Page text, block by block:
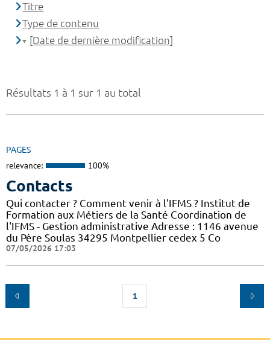
Résultats 1 à 1 sur 1 au total
PAGES
relevance: 100%
Contacts
Qui contacter ? Comment venir à l'IFMS ? Institut de
Formation aux Métiers de la Santé Coordination de
l'IFMS - Gestion administrative Adresse : 1146 avenue
du Père Soulas 34295 Montpellier cedex 5 Co
07/05/2026 17:03
1
Titre
Type de contenu
[Date de dernière modification]